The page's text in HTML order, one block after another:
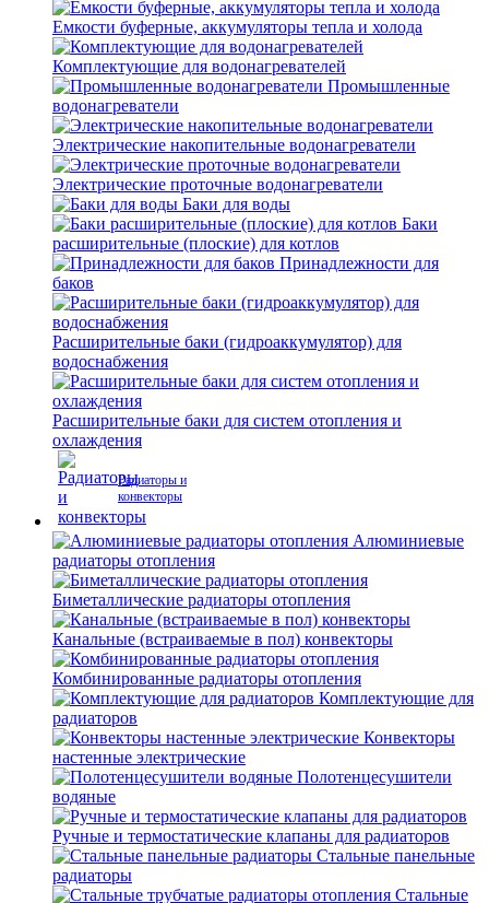
Емкости буферные, аккумуляторы тепла и холода
Комплектующие для водонагревателей
Промышленные
водонагреватели
Электрические накопительные водонагреватели
Электрические проточные водонагреватели
Баки для воды
Баки
расширительные (плоские) для котлов
Принадлежности для
баков
Расширительные баки (гидроаккумулятор) для
водоснабжения
Расширительные баки для систем отопления и
охлаждения
Радиаторы и
конвекторы
Алюминиевые
радиаторы отопления
Биметаллические радиаторы отопления
Канальные (встраиваемые в пол) конвекторы
Комбинированные радиаторы отопления
Комплектующие для
радиаторов
Конвекторы
настенные электрические
Полотенцесушители
водяные
Ручные и термостатические клапаны для радиаторов
Стальные панельные
радиаторы
Стальные